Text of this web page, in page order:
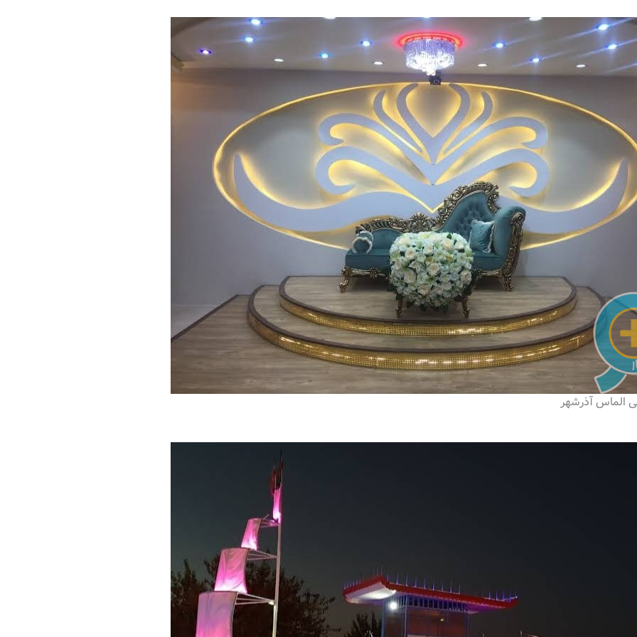
الماس آذرشهر